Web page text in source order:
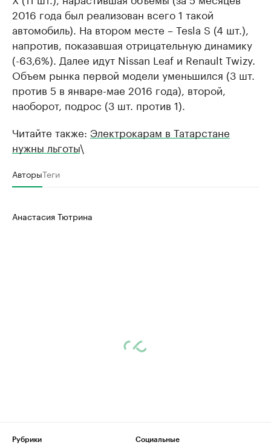
2016 года был реализован всего 1 такой
автомобиль). На втором месте – Tesla S (4 шт.),
напротив, показавшая отрицательную динамику
(-63,6%). Далее идут Nissan Leaf и Renault Twizy.
Объем рынка первой модели уменьшился (3 шт.
против 5 в январе-мае 2016 года), второй,
наоборот, подрос (3 шт. против 1).
Читайте также: Электрокарам в Татарстане
нужны льготы\
АвторыТеги
Анастасия Тютрина
Рубрики
Социальные